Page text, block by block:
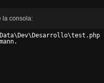
la consola: